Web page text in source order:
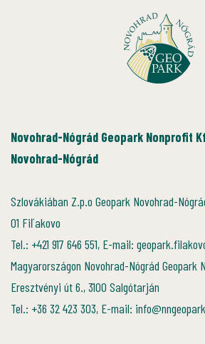
Novohrad-Nógrád Geopark Nonprofit
Novohrad-Nógrád
Szlovákiában Z.p.o Geopark Novohrad-
01 Fiľakovo
Tel.: +421 917 646 551, E-mail:
Magyarországon Novohrad-Nógrád Geopark
Eresztvényi út 6., 3100 Salgótarján
Tel.: +36 32 423 303, E-mail: